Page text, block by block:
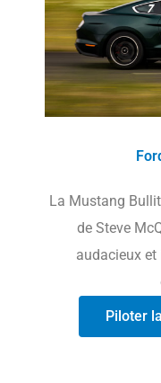
La Mustang
de Steve
audacieux
Piloter